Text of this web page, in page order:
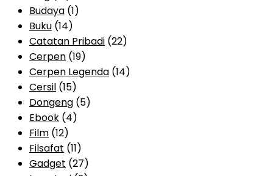
Budaya (1)
Buku (14)
Catatan Pribadi (22)
Cerpen (19)
Cerpen Legenda (14)
Cersil (15)
Dongeng (5)
Ebook (4)
Film (12)
Filsafat (11)
Gadget (27)